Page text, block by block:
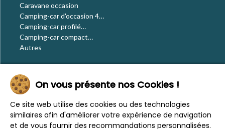
Caravane occasion
Camping-car d'occasion 4
places
Camping-car profilé
occasion
Camping-car compact
occasion
Autres
Le blog
Actualités
Évènements
Nos conseils
Vos voyages
On vous présente nos Cookies !
Ce site web utilise des cookies ou des technologies
similaires afin d'améliorer votre expérience de navigation
et de vous fournir des recommandations personnalisées.